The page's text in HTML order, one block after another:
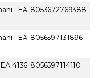
EA 8053672769388
EA 8056597131896
4136 8056597114110